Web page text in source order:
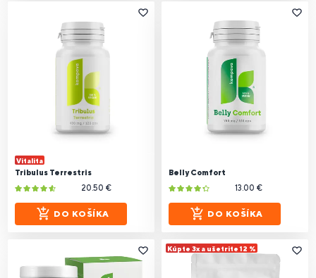
Vitalita
Tribulus Terrestris
20.50 €
DO KOŠÍKA
Belly Comfort
13.00 €
DO KOŠÍKA
Kúpte 3x a ušetrite 12 %